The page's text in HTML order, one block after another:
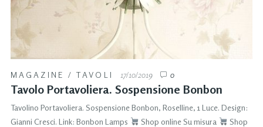
MAGAZINE /TAVOLI 17/10/2019 0
Tavolo Portavoliera. Sospensione Bonbon
Tavolino Portavoliera. Sospensione Bonbon, Roselline, 1 Luce. Design:
Gianni Cresci. Link: Bonbon Lamps
Shop online Su misura
Shop